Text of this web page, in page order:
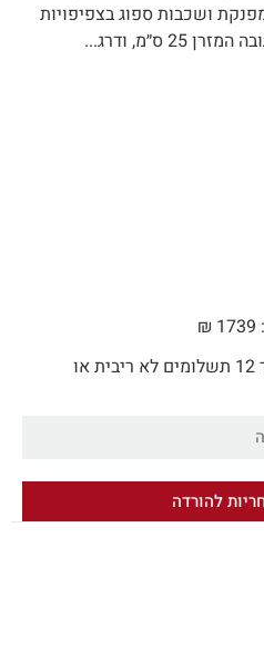
ושכבות ספוג בצפיפויות
ס״מ, ודרג...
ניתן לשלם בכרטיס אשראי עד 12 תשלומים לא ריבית או
להורדה